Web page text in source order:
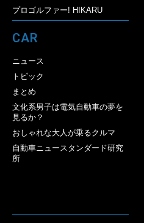
プロゴルファー! HIKARU
CAR
ニュース
トピック
まとめ
文化系男子は電気自動車の夢を
見るか？
おしゃれな大人が乗るクルマ
自動車ニュースタンダード研究
所